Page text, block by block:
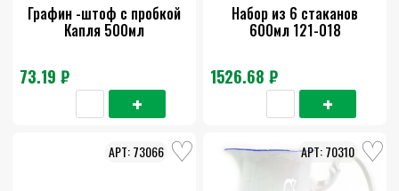
Графин -штоф с пробкой
Капля 500мл
73.19 ₽
Набор из 6 стаканов
600мл 121-018
1526.68 ₽
73066 70310